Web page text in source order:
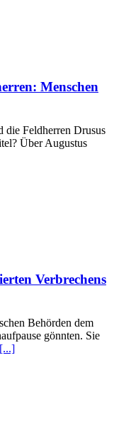
Menschen
die Feldherren Drusus
Über Augustus
Verbrechens
Behörden dem
gönnten. Sie
[...]